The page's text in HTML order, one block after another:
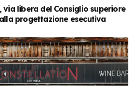
via libera del Consiglio superiore
progettazione esecutiva